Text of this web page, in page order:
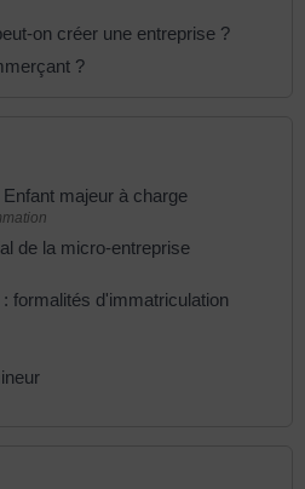
on créer une entreprise ?
?
majeur à charge
de la micro-entreprise
formalités d'immatriculation